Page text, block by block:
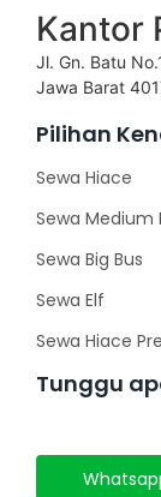
Kantor
Jl. Gn. Batu
Jawa Barat
Pilihan
Sewa Hiace
Sewa Medium
Sewa Big Bus
Sewa Elf
Sewa Hiace
Tunggu